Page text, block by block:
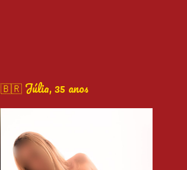
🇧🇷 Júlia, 35 anos